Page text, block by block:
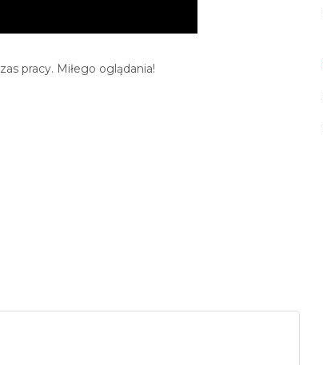
pracy. Miłego oglądania!